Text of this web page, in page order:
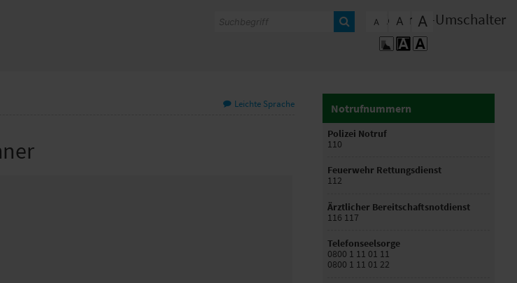
A A A
Kontrast-Umschalter
Leichte Sprache Notrufnummern
Polizei Notruf
110
Feuerwehr Rettungsdienst
112
Ärztlicher Bereitschaftsnotdienst
116 117
Telefonseelsorge
0800 1 11 01 11
0800 1 11 01 22